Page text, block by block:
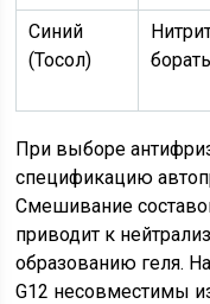
Синий
(Тосол)
При выборе
спецификацию
Смешивание
приводит к
образованию геля.
G12 несовместимы